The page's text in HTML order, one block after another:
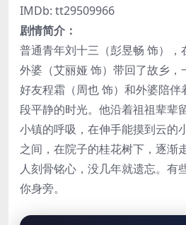
IMDb: tt29509966
剧情简介：
普通青年刘十三（彭昱畅 饰），
外婆（艾丽娅 饰）带回了故乡
好友程霜（周也 饰）和外婆陪伴
段平静的时光。他沿着祖祖辈辈
小镇的呼吸，在伸手能摸到云的
之间，在院子的桂花树下，逐渐
人刻骨铭心，没几年就遗忘。有
你身旁。